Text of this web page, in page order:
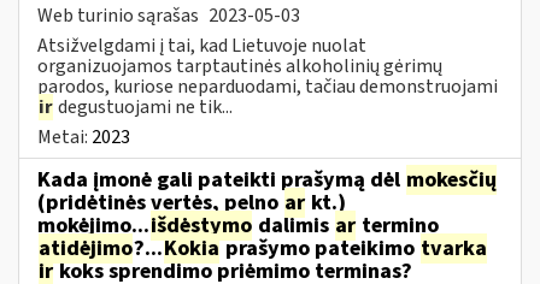
Web turinio sąrašas 2023-05-03
Atsižvelgdami į tai, kad Lietuvoje nuolat
organizuojamos tarptautinės alkoholinių gėrimų
parodos, kuriose neparduodami, tačiau demonstruojami
irdegustuojami ne tik...
Metai: 2023
Kada įmonė gali pateikti prašymą dėl mokesčių
(pridėtinės vertės, pelno ar kt.)
mokėjimo...išdėstymo dalimis ar termino
atidėjimo?...Kokiaprašymo pateikimo tvarka
irkoks sprendimo priėmimo terminas?